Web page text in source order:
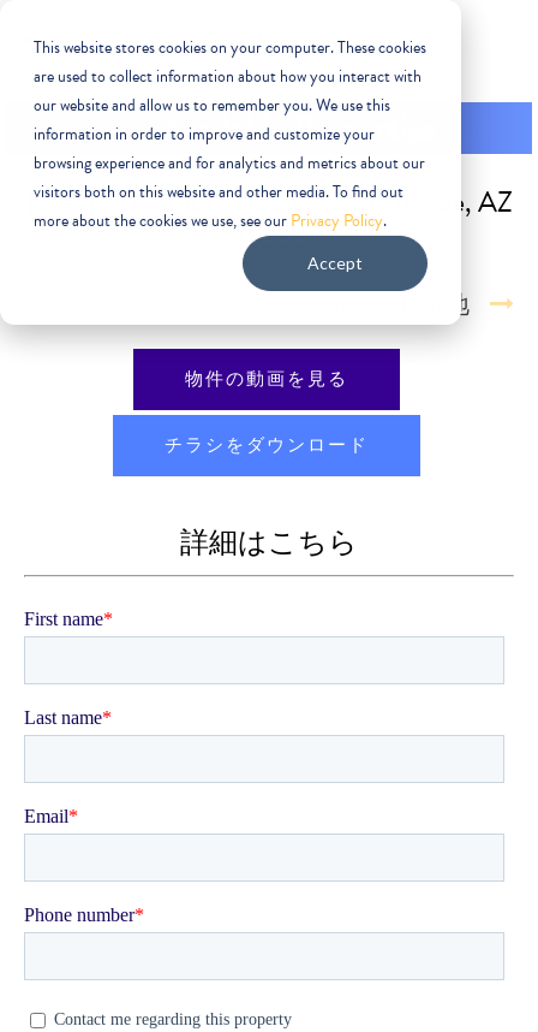
This website stores cookies on your computer. These cookies
are used to collect information about how you interact with
our website and allow us to remember you. We use this
information in order to improve and customize your
browsing experience and for analytics and metrics about our
visitors both on this website and other media. To find out
more about the cookies we use, see ourPrivacy Policy.
Accept
転貸 | 7419 South Roosevelt St, Tempe, AZ
85283
物件の動画を見る
チラシをダウンロード
詳細はこちら